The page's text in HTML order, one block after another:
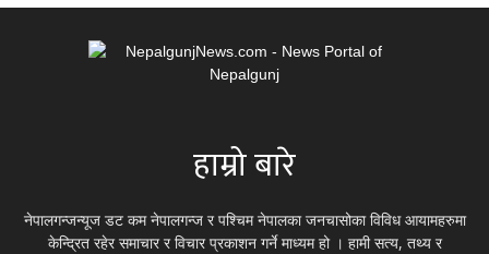
हाम्रो बारे
नेपालगन्जन्यूज डट कम नेपालगन्ज र पश्चिम नेपालका जनचासोका विविध आयामहरुमा
केन्द्रित रहेर समाचार र विचार प्रकाशन गर्ने माध्यम हो । हामी सत्य, तथ्य र